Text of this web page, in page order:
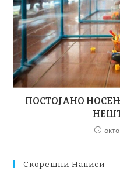
ПОСТОЈАНО
Скорешни Написи